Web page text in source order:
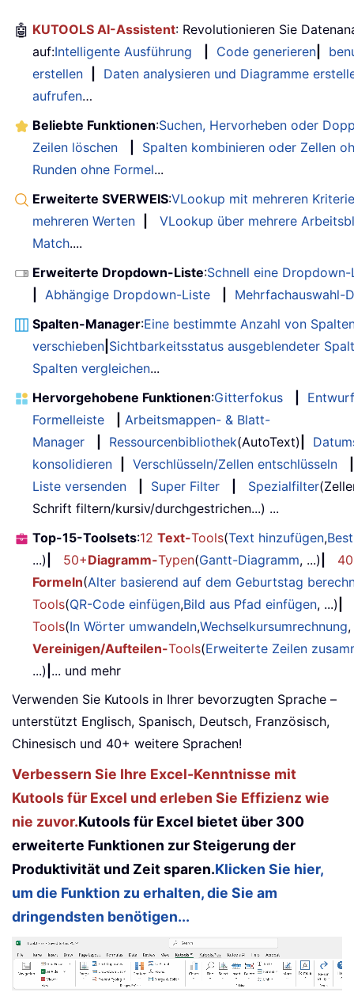
🤖 KUTOOLS AI-Assistent: Revolutionieren Sie
auf:Intelligente Ausführung Code generieren
erstellen
Daten analysieren und Diagramme
aufrufen…
Beliebte Funktionen:Suchen, Hervorheben oder
Zeilen löschen
Spalten kombinieren oder Zellen
Runden ohne Formel...
Erweiterte SVERWEIS:VLookup mit mehreren
mehreren Werten
VLookup über mehrere
Match....
Erweiterte Dropdown-Liste:Schnell eine
Abhängige Dropdown-Liste
Mehrfachauswahl-
Spalten-Manager:Eine bestimmte Anzahl von
verschieben Sichtbarkeitsstatus ausgeblendeter
Spalten vergleichen...
Hervorgehobene Funktionen:Gitterfokus
Entwurf
Formelleiste
Arbeitsmappen- & Blatt-
Manager
Ressourcenbibliothek(AutoText)
konsolidieren
Verschlüsseln/Zellen entschlüsseln
Liste versenden
Super Filter Spezialfilter
Schrift filtern/kursiv/durchgestrichen...) ...
Top-15-Toolsets:12 Text-Tools(Text hinzufügen,
...)
50+Diagramm-Typen(Gantt-Diagramm, ...)
Formeln(Alter basierend auf dem Geburtstag
Tools(QR-Code einfügen,Bild aus Pfad einfügen, ...)
Tools(In Wörter umwandeln,Wechselkursumrechnung
Vereinigen/Aufteilen-Tools(Erweiterte Zeilen
...) ... und mehr
Verwenden Sie Kutools in Ihrer bevorzugten Sprache –
unterstützt Englisch, Spanisch, Deutsch, Französisch,
Chinesisch und 40+ weitere Sprachen!
Verbessern Sie Ihre Excel-Kenntnisse mit
Kutools für Excel und erleben Sie Effizienz wie
nie zuvor.Kutools für Excel bietet über 300
erweiterte Funktionen zur Steigerung der
Produktivität und Zeit sparen.Klicken Sie hier,
um die Funktion zu erhalten, die Sie am
dringendsten benötigen...